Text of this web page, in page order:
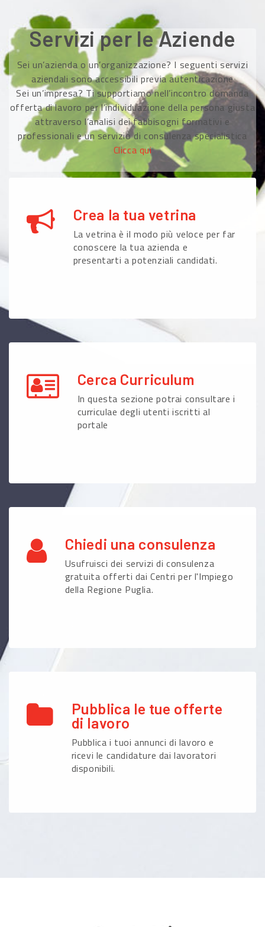
Servizi per le Aziende
Sei un’azienda o un’organizzazione? I seguenti servizi
aziendali sono accessibili previa autenticazione
Sei un’impresa? Ti supportiamo nell’incontro domanda
offerta di lavoro per l’individuazione della persona giusta
attraverso l’analisi dei fabbisogni formativi e
professionali e un servizio di consulenza specialistica
Clicca qui
Crea la tua vetrina
La vetrina è il modo più veloce per far
conoscere la tua azienda e
presentarti a potenziali candidati.
Cerca Curriculum
In questa sezione potrai consultare i
curriculae degli utenti iscritti al
portale
Chiedi una consulenza
Usufruisci dei servizi di consulenza
gratuita offerti dai Centri per l'Impiego
della Regione Puglia.
Pubblica le tue offerte
di lavoro
Pubblica i tuoi annunci di lavoro e
ricevi le candidature dai lavoratori
disponibili.